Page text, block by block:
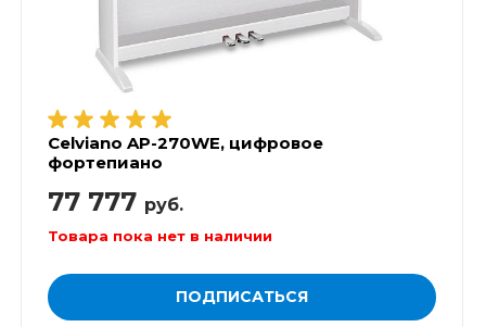
Celviano AP-270WE, цифровое
фортепиано
77 777 руб.
Товара пока нет в наличии
ПОДПИСАТЬСЯ